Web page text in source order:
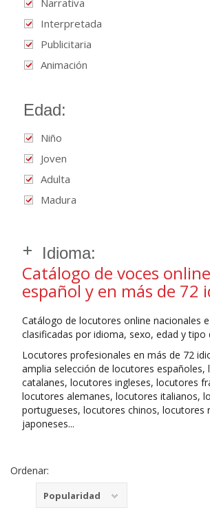
Interpretada
Publicitaria
Animación
Edad:
Niño
Joven
Adulta
Madura
Idioma:
Catálogo de voces
español y en más de 72
Catálogo de locutores online nacionales
clasificadas por idioma, sexo, edad y tipo
Locutores profesionales en más de 72
amplia selección de locutores españoles,
catalanes, locutores ingleses, locutores
locutores alemanes, locutores italianos,
portugueses, locutores chinos, locutores
japoneses...
Ordenar:
Popularidad